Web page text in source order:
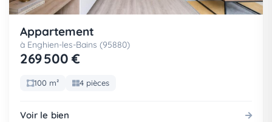
Appartement
à Enghien-les-Bains (95880)
269 500 €
100 m² 4 pièces
Voir le bien